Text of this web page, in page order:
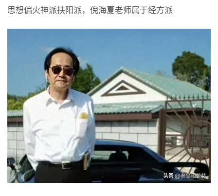
思想偏火神派扶阳派，倪海夏老师属于经方派